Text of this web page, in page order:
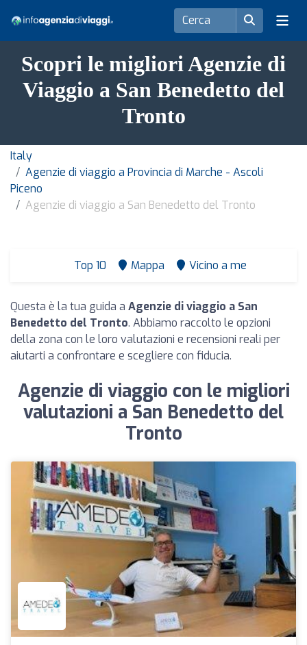
Scopri le migliori Agenzie di
Viaggio a San Benedetto del
Tronto
Italy
Agenzie di viaggio a Provincia di Marche - Ascoli
Piceno
Agenzie di viaggio a San Benedetto del Tronto
Top 10 Mappa Vicino a me
Questa è la tua guida a Agenzie di viaggio a San
Benedetto del Tronto. Abbiamo raccolto le opzioni
della zona con le loro valutazioni e recensioni reali per
aiutarti a confrontare e scegliere con fiducia.
Agenzie di viaggio con le migliori
valutazioni a San Benedetto del
Tronto